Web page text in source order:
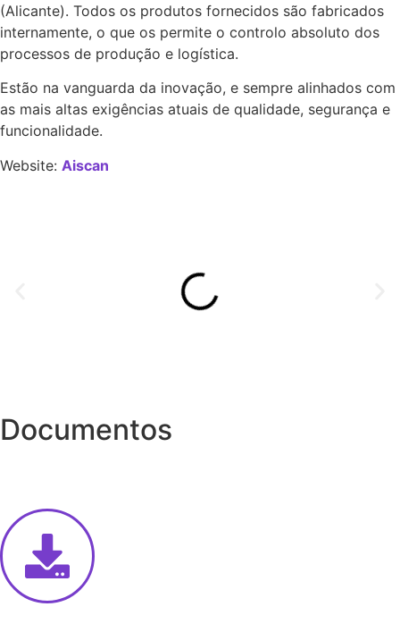
(Alicante). Todos os produtos fornecidos são fabricados
internamente, o que os permite o controlo absoluto dos
processos de produção e logística.
Estão na vanguarda da inovação, e sempre alinhados com
as mais altas exigências atuais de qualidade, segurança e
funcionalidade.
Website: Aiscan
Documentos